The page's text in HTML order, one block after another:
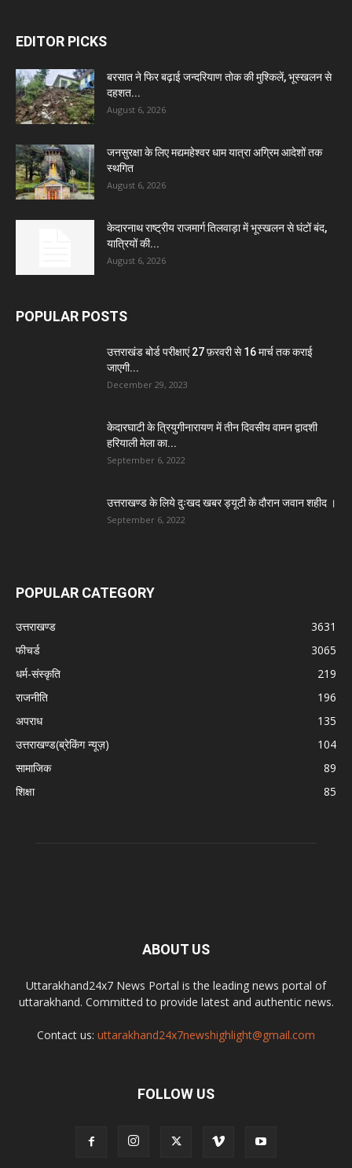
EDITOR PICKS
बरसात ने फिर बढ़ाई जन्दरियाण तोक की मुश्किलें, भूस्खलन से
दहशत...
August 6, 2026
जनसुरक्षा के लिए मद्यमहेश्वर धाम यात्रा अग्रिम आदेशों तक
स्थगित
August 6, 2026
केदारनाथ राष्ट्रीय राजमार्ग तिलवाड़ा में भूस्खलन से घंटों बंद,
यात्रियों की...
August 6, 2026
POPULAR POSTS
उत्तराखंड बोर्ड परीक्षाएं 27 फ़रवरी से 16 मार्च तक कराई
जाएगी...
December 29, 2023
केदारघाटी के त्रियुगीनारायण में तीन दिवसीय वामन द्वादशी
हरियाली मेला का...
September 6, 2022
उत्तराखण्ड के लिये दुःखद खबर ड्यूटी के दौरान जवान शहीद ।
September 6, 2022
POPULAR CATEGORY
उत्तराखण्ड
3631
फीचर्ड
3065
धर्म-संस्कृति
219
राजनीति
196
अपराध
135
उत्तराखण्ड(ब्रेकिंग न्यूज़)
104
सामाजिक
89
शिक्षा
85
ABOUT US
Uttarakhand24x7 News Portal is the leading news portal of
uttarakhand. Committed to provide latest and authentic news.
Contact us: uttarakhand24x7newshighlight@gmail.com
FOLLOW US